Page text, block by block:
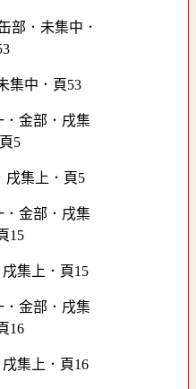
集中．頁53
戌集上．頁5
集上．頁15
集上．頁16